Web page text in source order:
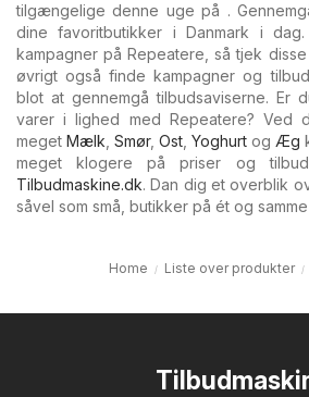
tilgængelige denne uge på .
dine favoritbutikker i Danmark i
kampagner på Repeatere, så tjek
øvrigt også finde kampagner og
blot at gennemgå tilbudsaviserne. Er
varer i lighed med Repeatere? Ved
meget Mælk Smør, Ost Yoghurt og Æg
meget klogere på priser og
Tilbudmaskine.dk. Dan dig et overblik
såvel som små, butikker på ét og
Home Liste over produkter